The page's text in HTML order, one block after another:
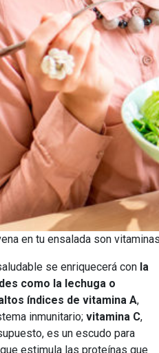
en tu ensalada son
se enriquecerá con la
como la lechuga o
índices de vitamina A,
inmunitario; vitamina C,
es un escudo para
estimula las proteínas que